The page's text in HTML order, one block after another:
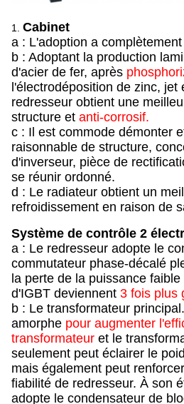
1. Cabinet
a : L'adoption a
b : Adoptant la production
d'acier de fer, après
l'électrodéposition de zinc, jet
redresseur obtient une
structure et anti-corrosif.
c : Il est commode démonter
raisonnable de structure,
d'inverseur, pièce de
se réunir ordonné.
d : Le radiateur obtient un
refroidissement en raison de
Système de contrôle 2
a : Le redresseur adopte le
commutateur phase-décalé
la perte de la puissance
d'IGBT deviennent 3 fois plus
b : Le transformateur
amorphe pour augmenter
transformateur et le
seulement peut éclairer le
mais également peut
fiabilité de redresseur. À son
adopte le condensateur de